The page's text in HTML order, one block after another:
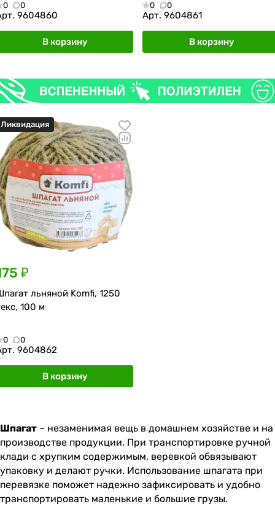
0 0
9604860
В корзину
0 0
Арт. 9604861
В корзину
Ликвидация
₽
льняной Komfi, 1250
100 м
0 0
9604862
В корзину
Шпагат – незаменимая вещь в домашнем хозяйстве и на
производстве продукции. При транспортировке ручной
клади с хрупким содержимым, веревкой обвязывают
упаковку и делают ручки. Использование шпагата при
перевязке поможет надежно зафиксировать и удобно
транспортировать маленькие и большие грузы.